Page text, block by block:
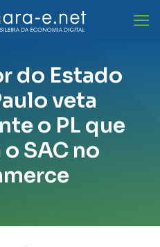
do Estado
veta
o PL que
SAC no